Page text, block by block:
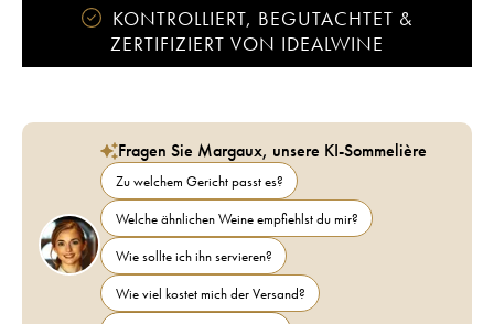
KONTROLLIERT, BEGUTACHTET &
ZERTIFIZIERT VON IDEALWINE
Fragen Sie Margaux, unsere KI-Sommelière
Zu welchem Gericht passt es?
Welche ähnlichen Weine empfiehlst du mir?
Wie sollte ich ihn servieren?
Wie viel kostet mich der Versand?